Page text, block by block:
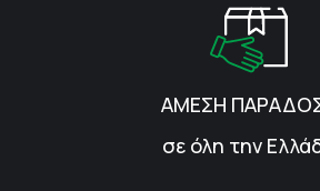
ΑΜΕΣΗ
σε όλη την